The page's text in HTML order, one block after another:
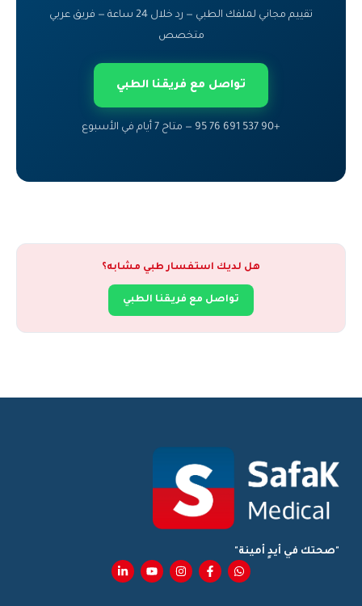
تقييم مجاني لملفك الطبي — رد خلال 24 ساعة — فريق عربي
متخصص
تواصل مع فريقنا الطبي
+90 537 691 76 95 — متاح 7 أيام في الأسبوع
هل لديك استفسار طبي مشابه؟
تواصل مع فريقنا الطبي
"صحتك في أيدٍ أمينة"